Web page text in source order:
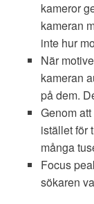
kameror
kameran
inte hur
När
kameran
på dem.
Genom
istället för
många
Focus
sökaren